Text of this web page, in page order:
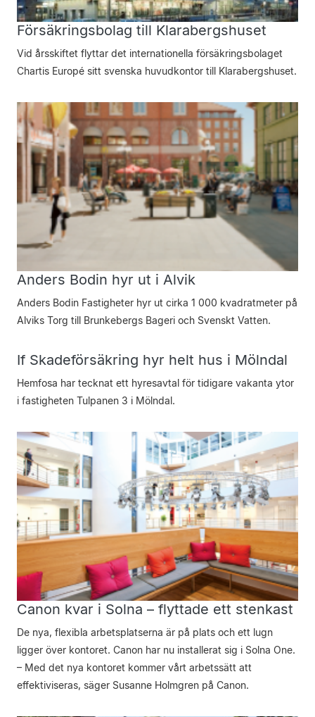
Försäkringsbolag till Klarabergshuset
Vid årsskiftet flyttar det internationella försäkringsbolaget
Chartis Europé sitt svenska huvudkontor till Klarabergshuset.
Anders Bodin hyr ut i Alvik
Anders Bodin Fastigheter hyr ut cirka 1 000 kvadratmeter på
Alviks Torg till Brunkebergs Bageri och Svenskt Vatten.
If Skadeförsäkring hyr helt hus i Mölndal
Hemfosa har tecknat ett hyresavtal för tidigare vakanta ytor
i fastigheten Tulpanen 3 i Mölndal.
Canon kvar i Solna – flyttade ett stenkast
De nya, flexibla arbetsplatserna är på plats och ett lugn
ligger över kontoret. Canon har nu installerat sig i Solna One.
– Med det nya kontoret kommer vårt arbetssätt att
effektiviseras, säger Susanne Holmgren på Canon.